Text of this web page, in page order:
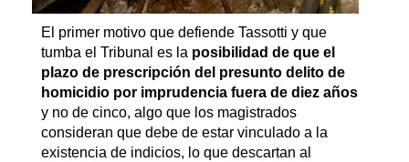
El primer motivo que defiende Tassotti y que
tumba el Tribunal es la posibilidad de que el
plazo de prescripción del presunto delito de
homicidio por imprudencia fuera de diez años
y no de cinco, algo que los magistrados
consideran que debe de estar vinculado a la
existencia de indicios, lo que descartan al